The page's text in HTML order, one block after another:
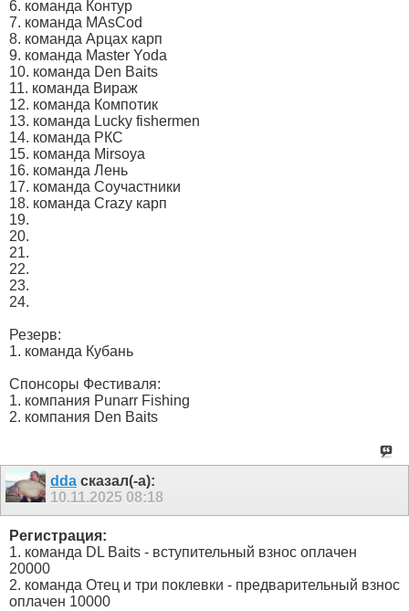
6. команда Контур
7. команда MAsCod
8. команда Арцах карп
9. команда Master Yoda
10. команда Den Baits
11. команда Вираж
12. команда Компотик
13. команда Lucky fishermen
14. команда РКС
15. команда Mirsoya
16. команда Лень
17. команда Соучастники
18. команда Crazy карп
19.
20.
21.
22.
23.
24.
Резерв:
1. команда Кубань
Спонсоры Фестиваля:
1. компания Punarr Fishing
2. компания Den Baits
dda сказал(-а):
10.11.2025 08:18
Регистрация:
1. команда DL Baits - вступительный взнос оплачен
20000
2. команда Отец и три поклевки - предварительный взнос
оплачен 10000